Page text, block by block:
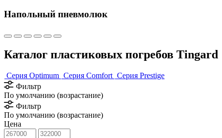
Напольный пневмолюк
Каталог пластиковых погребов Tingard
Серия Optimum Серия Comfort Серия Prestige
Фильтр
По умолчанию (возрастание)
Фильтр
По умолчанию (возрастание)
Цена